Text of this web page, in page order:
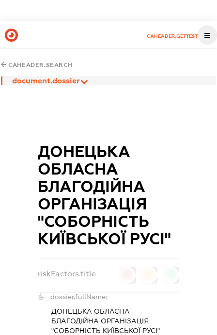
CAHEADER.GETTEST
CAHEADER.SEARCH
document.dossier
ДОНЕЦЬКА
ОБЛАСНА
БЛАГОДІЙНА
ОРГАНІЗАЦІЯ
"СОБОРНІСТЬ
КИЇВСЬКОЇ РУСІ"
riskFactors.title
dossier.fullName:
ДОНЕЦЬКА ОБЛАСНА
БЛАГОДІЙНА ОРГАНІЗАЦІЯ
"СОБОРНІСТЬ КИЇВСЬКОЇ РУСІ"